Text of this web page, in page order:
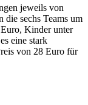
jeweils von
sechs Teams um
Kinder unter
eine stark
von 28 Euro für